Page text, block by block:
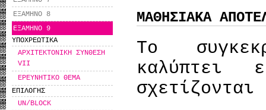
ΕΞΑΜΗΝΟ 8
ΕΞΑΜΗΝΟ 9
ΥΠΟΧΡΕΩΤΙΚΑ
ΑΡΧΙΤΕΚΤΟΝΙΚΗ ΣΥΝΘΕΣΗ
VII
ΕΡΕΥΝΗΤΙΚΟ ΘΕΜΑ
ΕΠΙΛΟΓΗΣ
UN/BLOCK
ΜΑΘΗΣΙΑΚΑ
Το
καλύπτει